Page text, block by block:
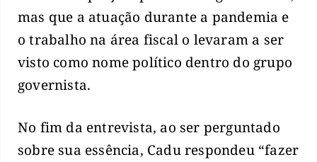
mas que a atuação durante a pandemia e
o trabalho na área fiscal o levaram a ser
visto como nome político dentro do grupo
governista.
No fim da entrevista, ao ser perguntado
sobre sua essência, Cadu respondeu “fazer